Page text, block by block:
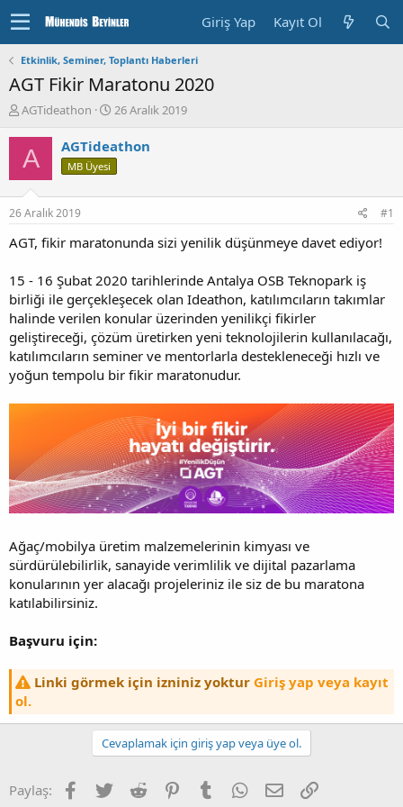
Giriş Yap Kayıt Ol
Etkinlik, Seminer, Toplantı Haberleri
AGT Fikir Maratonu 2020
K
n
u
b
a
ş
t
a
n
AGTideathon
B
ş
l
a
ç
r
i
h
i
26 Aralık 2019
A AGTideathon
MB Üyesi
26 Aralık 2019 #1
AGT, fikir maratonunda sizi yenilik düşünmeye davet ediyor!
15 - 16 Şubat 2020 tarihlerinde Antalya OSB Teknopark iş
birliği ile gerçekleşecek olan Ideathon, katılımcıların takımlar
halinde verilen konular üzerinden yenilikçi fikirler
geliştireceği, çözüm üretirken yeni teknolojilerin kullanılacağı,
katılımcıların seminer ve mentorlarla destekleneceği hızlı ve
yoğun tempolu bir fikir maratonudur.
Ağaç/mobilya üretim malzemelerinin kimyası ve
sürdürülebilirlik, sanayide verimlilik ve dijital pazarlama
konularının yer alacağı projeleriniz ile siz de bu maratona
katılabilirsiniz.
Başvuru için:
Linki görmek için izniniz yoktur Giriş yap veya kayıt
ol.
Cevaplamak için giriş yap veya üye ol.
Paylaş: Facebook
TwitterReddit PinterestTumblrWhatsApp
E-postaBağlantı